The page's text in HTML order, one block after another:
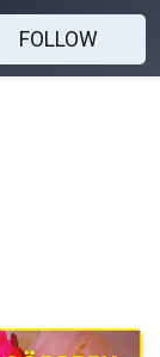
FOLLOW